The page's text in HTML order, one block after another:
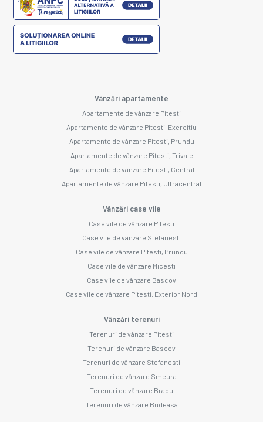
Vânzări apartamente
Apartamente de vânzare Pitesti
Apartamente de vânzare Pitesti, Exercitiu
Apartamente de vânzare Pitesti, Prundu
Apartamente de vânzare Pitesti, Trivale
Apartamente de vânzare Pitesti, Central
Apartamente de vânzare Pitesti, Ultracentral
Vânzări case vile
Case vile de vânzare Pitesti
Case vile de vânzare Stefanesti
Case vile de vânzare Pitesti, Prundu
Case vile de vânzare Micesti
Case vile de vânzare Bascov
Case vile de vânzare Pitesti, Exterior Nord
Vânzări terenuri
Terenuri de vânzare Pitesti
Terenuri de vânzare Bascov
Terenuri de vânzare Stefanesti
Terenuri de vânzare Smeura
Terenuri de vânzare Bradu
Terenuri de vânzare Budeasa